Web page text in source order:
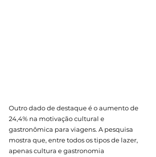
Outro dado de destaque é o aumento de
24,4% na motivação cultural e
gastronômica para viagens. A pesquisa
mostra que, entre todos os tipos de lazer,
apenas cultura e gastronomia